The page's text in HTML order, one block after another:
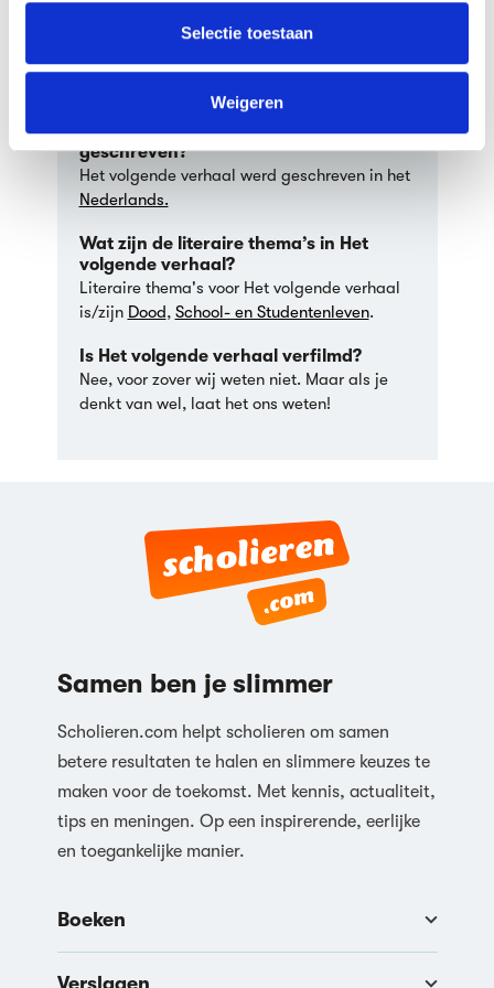
verzameld op basis van jouw gebruik van hun services.
We werken samen met63 derdendie uw gegevens
kunnen ontvangen en verwerken.
Selectie toestaan
Weigeren
Het genre van Het volgende verhaal is
In welke taal is Het volgende verhaal
geschreven?
Het volgende verhaal werd geschreven in het
Nederlands.
Wat zijn de literaire thema’s in Het
volgende verhaal?
Literaire thema's voor Het volgende verhaal
is/zijn Dood, School- en Studentenleven.
Is Het volgende verhaal verfilmd?
Nee, voor zover wij weten niet. Maar als je
denkt van wel, laat het ons weten!
Samen ben je slimmer
Scholieren.com helpt scholieren om samen
betere resultaten te halen en slimmere keuzes te
maken voor de toekomst. Met kennis, actualiteit,
tips en meningen. Op een inspirerende, eerlijke
en toegankelijke manier.
Boeken